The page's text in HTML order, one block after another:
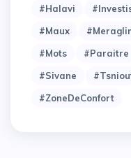
#halavi
#maux
#mots
#paraitre
#sivane
#zoneDeConfort